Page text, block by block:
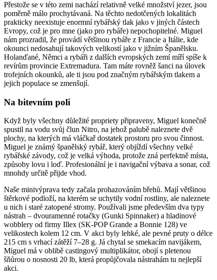
Přestože se v této zemi nachází relativně velké množství jezer, jsou
poměrně málo prochytávaná. Na těchto nedotčených lokalitách
prakticky neexistuje enormní rybářský tlak jako v jiných částech
Evropy, což je pro mne (jako pro rybáře) nepochopitelné. Miguel
nám prozradil, že provádí většinou rybáře z Francie a Itálie, kde
okounci nedosahují takových velikostí jako v jižním Španělsku.
Holanďané, Němci a rybáři z dalších evropských zemí míří spíše k
revírům provincie Extremadura. Tam máte rovněž šanci na úlovek
trofejních okounků, ale ti jsou pod značným rybářským tlakem a
jejich populace se zmenšují.
Na bitevním poli
Když byly všechny důležité propriety připraveny, Miguel konečně
spustil na vodu svůj člun Nitro, na jehož palubě naleznete dvě
plochy, na kterých má vláčkař dostatek prostoru pro svou činnost.
Miguel je známý španělský rybář, který objíždí všechny velké
rybářské závody, což je velká výhoda, protože zná perfektně místa,
způsoby lovu i loď. Profesionální je i navigační výbava a sonar, což
mnohdy určitě přijde vhod.
Naše minivýprava tedy začala prohazováním břehů. Mají většinou
štěrkové podloží, na kterém se uchytily vodní rostliny, ale naleznete
u nich i staré zatopené stromy. Používali jsme především dva typy
nástrah – dvouramenné rotačky (Gunki Spinnaker) a hladinové
wobblery od firmy Illex (SK-POP Grande a Bonnie 128) ve
velikostech kolem 12 cm. V akci byly lehké, ale pevné pruty o délce
215 cm s vrhací zátěží 7–28 g. Já chytal se smekacím navijákem,
Miguel má v oblibě castingový multiplikátor, obojí s pletenou
šňůrou o nosnosti 20 lb, která propůjčovala nástrahám tu nejlepší
akci.